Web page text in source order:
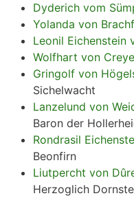
Dyderich vom
Yolanda von
Leonil Eichenstein
Wolfhart von
Gringolf von
Sichelwacht
Lanzelund von
Baron der
Rondrasil
Beonfirn
Liutpercht von
Herzoglich